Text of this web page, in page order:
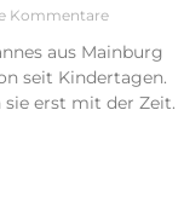
Kommentare
aus Mainburg
seit Kindertagen.
sie erst mit der Zeit.